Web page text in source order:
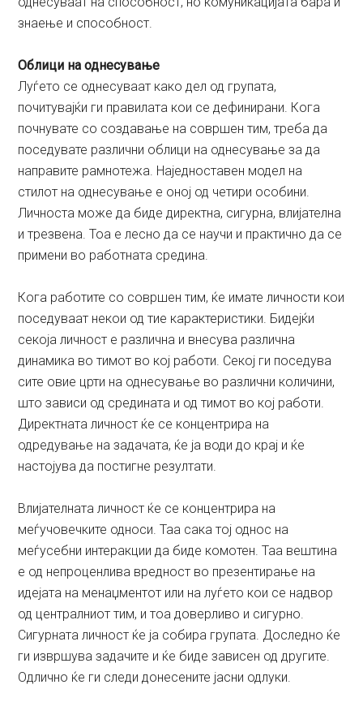
знаење и способност.
Облици на однесување
Луѓето се однесуваат како дел од групата,
почитувајќи ги правилата кои се дефинирани. Кога
почнувате со создавање на совршен тим, треба да
поседувате различни облици на однесување за да
направите рамнотежа. Наједноставен модел на
стилот на однесување е оној од четири особини.
Личноста може да биде директна, сигурна, влијателна
и трезвена. Тоа е лесно да се научи и практично да се
примени во работната средина.
Кога работите со совршен тим, ќе имате личности кои
поседуваат некои од тие карактеристики. Бидејќи
секоја личност е различна и внесува различна
динамика во тимот во кој работи. Секој ги поседува
сите овие црти на однесување во различни количини,
што зависи од средината и од тимот во кој работи.
Директната личност ќе се концентрира на
одредување на задачата, ќе ја води до крај и ќе
настојува да постигне резултати.
Влијателната личност ќе се концентрира на
меѓучовечките односи. Таа сака тој однос на
меѓусебни интеракции да биде комотен. Таа вештина
е од непроценлива вредност во презентирање на
идејата на менаџментот или на луѓето кои се надвор
од централниот тим, и тоа доверливо и сигурно.
Сигурната личност ќе ја собира групата. Доследно ќе
ги извршува задачите и ќе биде зависен од другите.
Одлично ќе ги следи донесените јасни одлуки.